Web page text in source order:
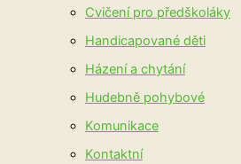
Cvičení pro předškoláky
Handicapované děti
Házení a chytání
Hudebně pohybové
Komunikace
Kontaktní